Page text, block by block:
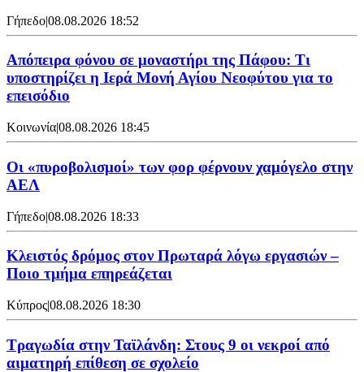
Γήπεδο|08.08.2026 18:52
Απόπειρα φόνου σε μοναστήρι της Πάφου: Τι
υποστηρίζει η Ιερά Μονή Αγίου Νεοφύτου για το
επεισόδιο
Κοινωνία|08.08.2026 18:45
Οι «πυροβολισμοί» των φορ φέρνουν χαμόγελο στην
ΑΕΛ
Γήπεδο|08.08.2026 18:33
Κλειστός δρόμος στον Πρωταρά λόγω εργασιών –
Ποιο τμήμα επηρεάζεται
Κύπρος|08.08.2026 18:30
Τραγωδία στην Ταϊλάνδη: Στους 9 οι νεκροί από
αιματηρή επίθεση σε σχολείο